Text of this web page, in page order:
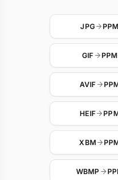
JPG PPM
GIF PPM
AVIF
HEIF
XBM
WBMP